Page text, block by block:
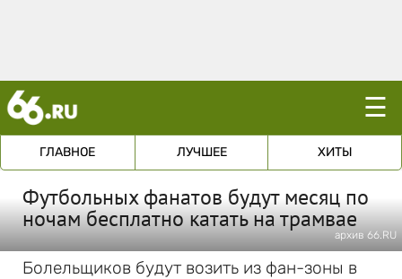
☰
ГЛАВНОЕ ЛУЧШЕЕ ХИТЫ
Футбольных фанатов будут месяц по
ночам бесплатно катать на трамвае
архив 66.RU
Болельщиков будут возить из фан-зоны в